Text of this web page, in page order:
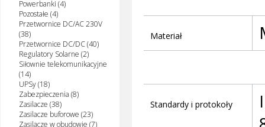
Powerbanki (4)
Pozostałe (4)
Przetwornice DC/AC 230V
(38)
Przetwornice DC/DC (40)
Regulatory Solarne (2)
Siłownie telekomunikacyjne
(14)
UPSy (18)
Zabezpieczenia (8)
Zasilacze (38)
Zasilacze buforowe (23)
Zasilacze w obudowie (7)
Materiał
Standardy i protokoły